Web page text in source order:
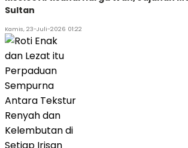
Sultan
Kamis, 23-Juli-2026 01:22